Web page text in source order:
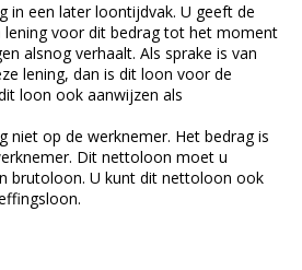
in een later loontijdvak. U geeft de
lening voor dit bedrag tot het moment
alsnog verhaalt. Als sprake is van
lening, dan is dit loon voor de
loon ook aanwijzen als
niet op de werknemer. Het bedrag is
Dit nettoloon moet u
brutoloon. U kunt dit nettoloon ook